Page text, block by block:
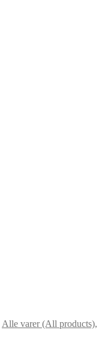
Alle varer (All products),